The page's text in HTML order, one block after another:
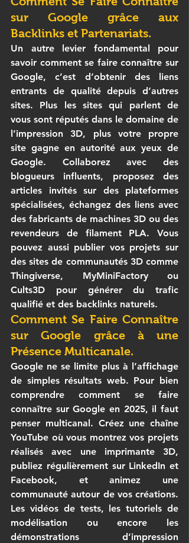
sur Google grâce aux
Backlinks et Partenariats.
Un autre levier fondamental pour
savoir comment se faire connaître sur
Google, c’est d’obtenir des liens
entrants de qualité depuis d’autres
sites. Plus les sites qui parlent de
vous sont réputés dans le domaine de
l’impression 3D, plus votre propre
site gagne en autorité aux yeux de
Google. Collaborez avec des
blogueurs influents, proposez des
articles invités sur des plateformes
spécialisées, échangez des liens avec
des fabricants de machines 3D ou des
revendeurs de filament PLA. Vous
pouvez aussi publier vos projets sur
des sites de communautés 3D comme
Thingiverse, MyMiniFactory ou
Cults3D pour générer du trafic
qualifié et des backlinks naturels.
Comment Se Faire Connaître
sur Google grâce à une
Présence Multicanale.
Google ne se limite plus à l’affichage
de simples résultats web. Pour bien
comprendre comment se faire
connaître sur Google en 2025, il faut
penser multicanal. Créez une chaîne
YouTube où vous montrez vos projets
réalisés avec une imprimante 3D,
publiez régulièrement sur LinkedIn et
Facebook, et animez une
communauté autour de vos créations.
Les vidéos de tests, les tutoriels de
modélisation ou encore les
démonstrations d’impression